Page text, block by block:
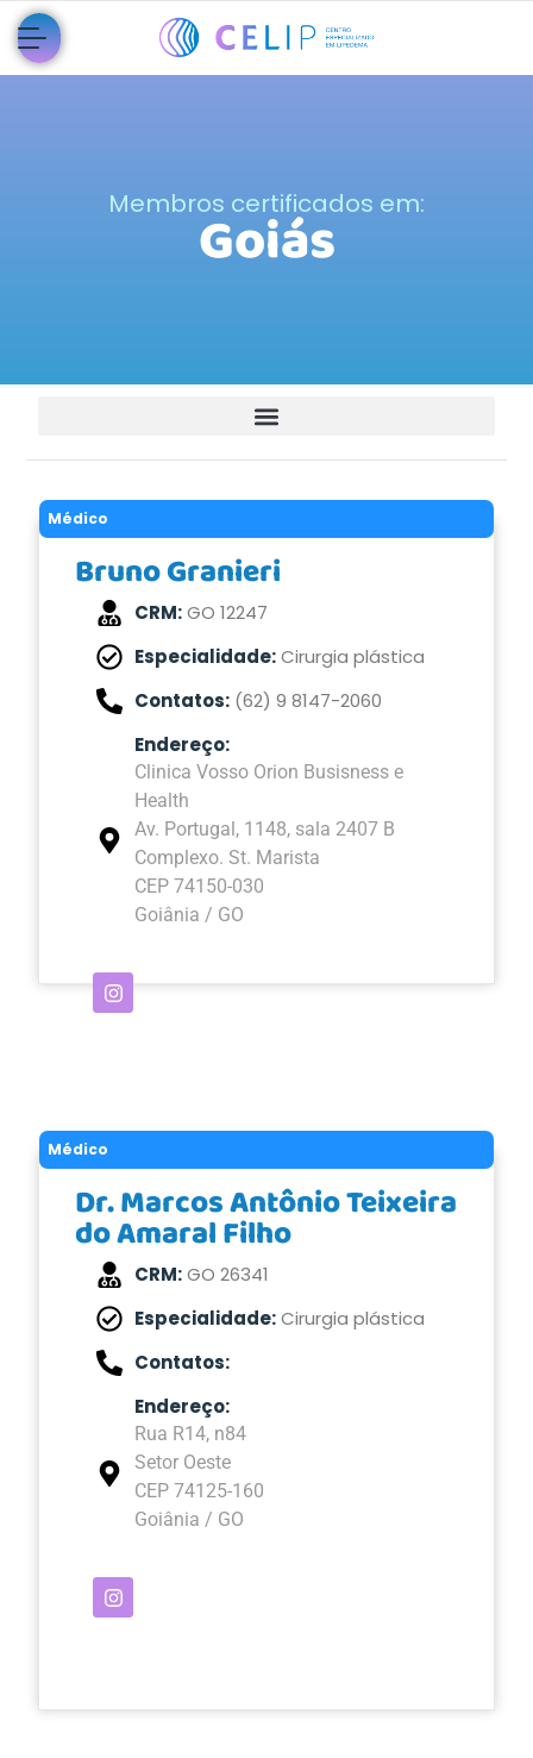
Membros certificados em:
Goiás
Médico
Bruno Granieri
CRM:GO 12247
Especialidade:Cirurgia plástica
Contatos: (62) 9 8147-2060
Endereço:
Clinica Vosso Orion Busisness e
Health
Av. Portugal, 1148, sala 2407 B
Complexo. St. Marista
CEP 74150-030
Goiânia / GO
Médico
Dr. Marcos Antônio Teixeira
do Amaral Filho
CRM:GO 26341
Especialidade:Cirurgia plástica
Contatos:
Endereço:
Rua R14, n84
Setor Oeste
CEP 74125-160
Goiânia / GO